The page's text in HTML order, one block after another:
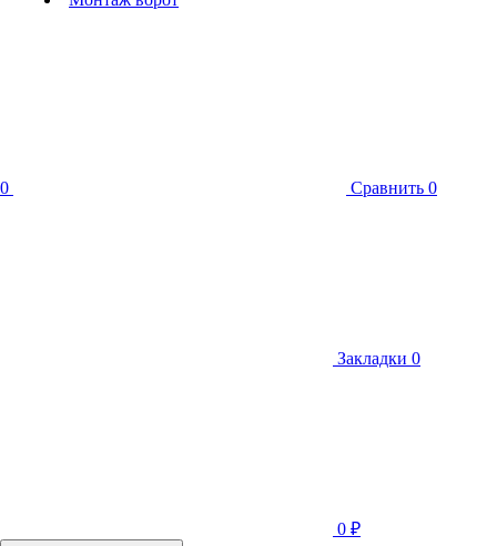
0 Сравнить 0
Закладки 0
0 ₽